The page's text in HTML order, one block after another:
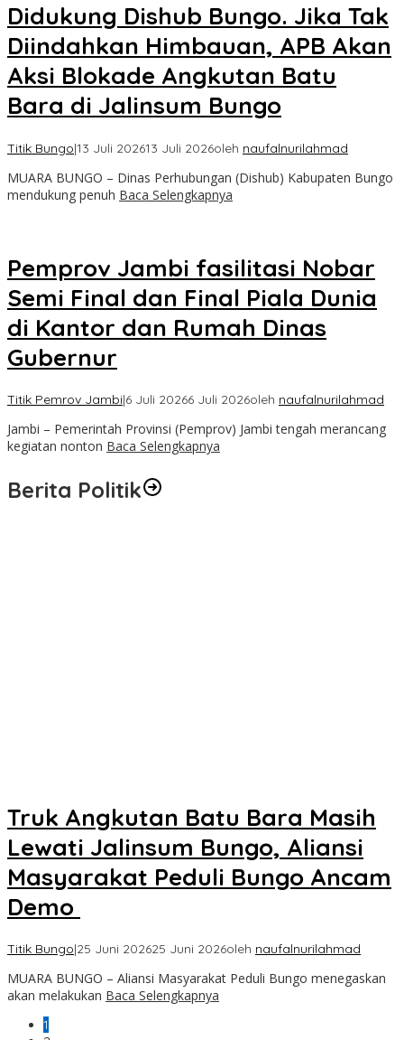
Didukung Dishub Bungo. Jika Tak
Diindahkan Himbauan, APB Akan
Aksi Blokade Angkutan Batu
Bara di Jalinsum Bungo
Titik Bungo|13 Juli 202613 Juli 2026oleh naufalnurilahmad
MUARA BUNGO – Dinas Perhubungan (Dishub) Kabupaten Bungo
mendukung penuh Baca Selengkapnya
Pemprov Jambi fasilitasi Nobar
Semi Final dan Final Piala Dunia
di Kantor dan Rumah Dinas
Gubernur
Titik Pemrov Jambi|6 Juli 20266 Juli 2026oleh naufalnurilahmad
Jambi – Pemerintah Provinsi (Pemprov) Jambi tengah merancang
kegiatan nonton Baca Selengkapnya
Berita Politik
Truk Angkutan Batu Bara Masih
Lewati Jalinsum Bungo, Aliansi
Masyarakat Peduli Bungo Ancam
Demo
Titik Bungo|25 Juni 202625 Juni 2026oleh naufalnurilahmad
MUARA BUNGO – Aliansi Masyarakat Peduli Bungo menegaskan
akan melakukan Baca Selengkapnya
1